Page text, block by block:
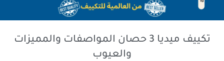
تكييف ميديا 3 حصان المواصفات والمميزات
والعيوب